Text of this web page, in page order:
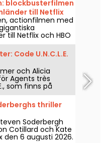
blockbusterfilmen
till Netflix
actionfilmen med
till Netflix och HBO
Code U.N.C.L.E.
och Alicia
Agents très
som finns på
6 augusti 2026.
thriller
Soderbergh
Cotillard och Kate
den 6 augusti 2026.